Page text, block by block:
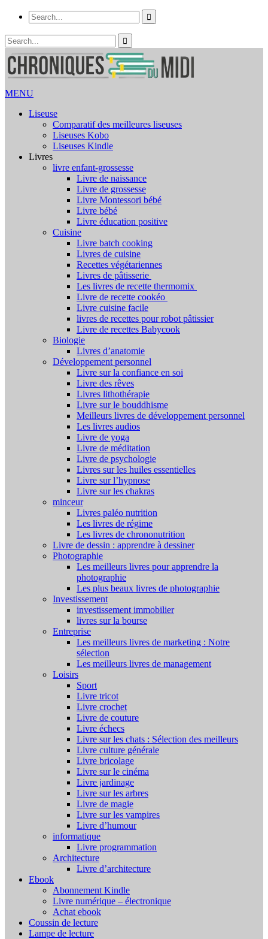
MENU
Liseuse
Comparatif des meilleures liseuses
Liseuses Kobo
Liseuses Kindle
Livres
livre enfant-grossesse
Livre de naissance
Livre de grossesse
Livre Montessori bébé
Livre bébé
Livre éducation positive
Cuisine
Livre batch cooking
Livres de cuisine
Recettes végétariennes
Livres de pâtisserie
Les livres de recette thermomix
Livre de recette cookéo
Livre cuisine facile
livres de recettes pour robot pâtissier
Livre de recettes Babycook
Biologie
Livres d’anatomie
Développement personnel
Livre sur la confiance en soi
Livre des rêves
Livres lithothérapie
Livre sur le bouddhisme
Meilleurs livres de développement personnel
Les livres audios
Livre de yoga
Livre de méditation
Livre de psychologie
Livres sur les huiles essentielles
Livre sur l’hypnose
Livre sur les chakras
minceur
Livres paléo nutrition
Les livres de régime
Les livres de chrononutrition
Livre de dessin : apprendre à dessiner
Photographie
Les meilleurs livres pour apprendre la
photographie
Les plus beaux livres de photographie
Investissement
investissement immobilier
livres sur la bourse
Entreprise
Les meilleurs livres de marketing : Notre
sélection
Les meilleurs livres de management
Loisirs
Sport
Livre tricot
Livre crochet
Livre de couture
Livre échecs
Livre sur les chats : Sélection des meilleurs
Livre culture générale
Livre bricolage
Livre sur le cinéma
Livre jardinage
Livre sur les arbres
Livre de magie
Livre sur les vampires
Livre d’humour
informatique
Livre programmation
Architecture
Livre d’architecture
Ebook
Abonnement Kindle
Livre numérique – électronique
Achat ebook
Coussin de lecture
Lampe de lecture